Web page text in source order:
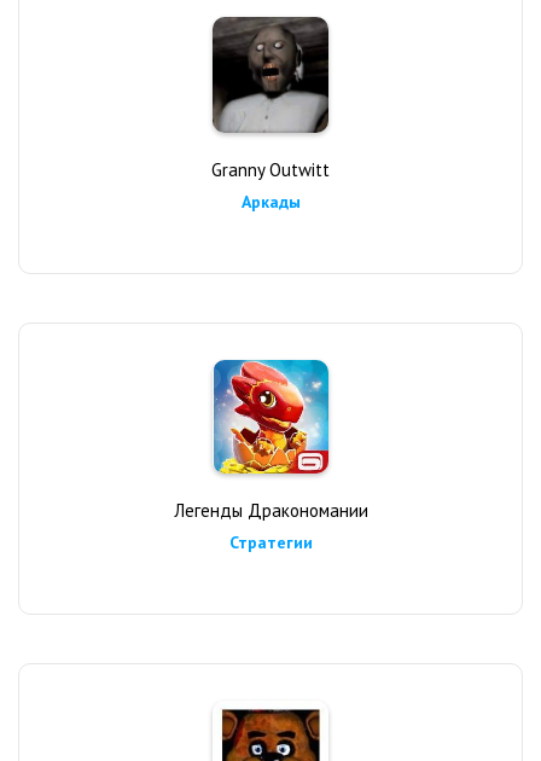
Granny Outwitt
Аркады
Легенды Дракономании
Стратегии